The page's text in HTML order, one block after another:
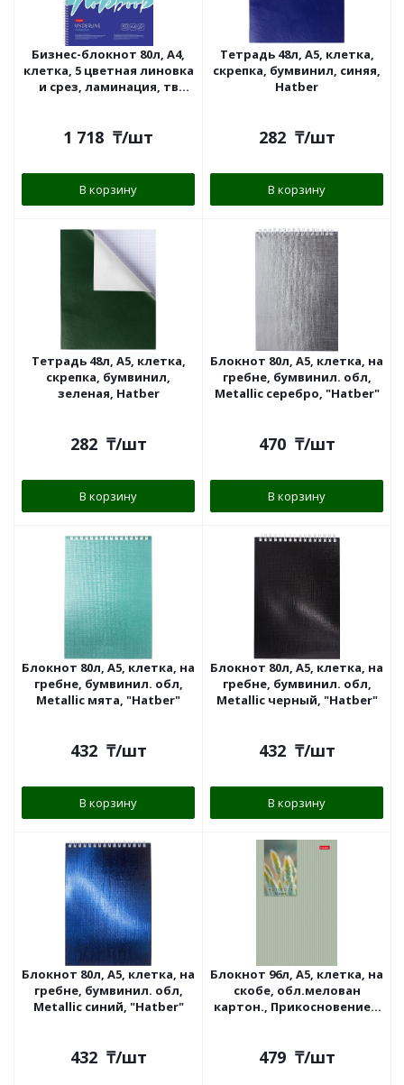
Бизнес-блокнот 80л, А4,
клетка, 5 цветная линовка
и срез, ламинация, тв
1 718 ₸/шт
В корзину
Тетрадь 48л, А5, клетка,
скрепка, бумвинил, синяя,
Hatber
282 ₸/шт
В корзину
Тетрадь 48л, А5, клетка,
скрепка, бумвинил,
зеленая, Hatber
282 ₸/шт
В корзину
Блокнот 80л, А5, клетка, на
гребне, бумвинил. обл,
Metallic серебро, "Hatber"
470 ₸/шт
В корзину
Блокнот 80л, А5, клетка, на
гребне, бумвинил. обл,
Metallic мята, "Hatber"
432 ₸/шт
В корзину
Блокнот 80л, А5, клетка, на
гребне, бумвинил. обл,
Metallic черный, "Hatber"
432 ₸/шт
В корзину
Блокнот 80л, А5, клетка, на
гребне, бумвинил. обл,
Metallic синий, "Hatber"
432 ₸/шт
Блокнот 96л, А5, клетка, на
скобе, обл.мелован
картон., Прикосновение к
479 ₸/шт